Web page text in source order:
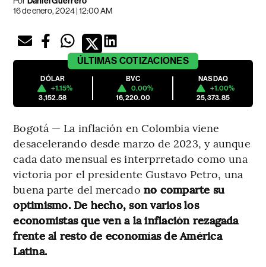
16 de enero, 2024 | 12:00 AM
ÚLTIMAS COTIZACIONES
DÓLAR
+1.15%
3,152.58
BVC
0.00%
16,220.00
NASDAQ
+1.00%
25,373.85
Bogotá — La inflación en Colombia viene
desacelerando desde marzo de 2023, y aunque
cada dato mensual es interprretado como una
victoria por el presidente Gustavo Petro, una
buena parte del mercado no comparte su
optimismo. De hecho, son varios los
economistas que ven a la inflación rezagada
frente al resto de economías de América
Latina.